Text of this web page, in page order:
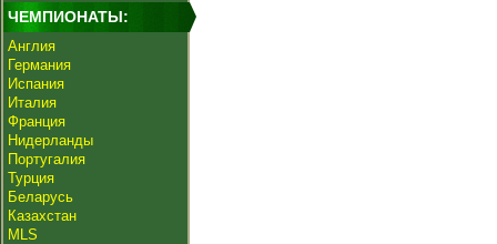
ЧЕМПИОНАТЫ:
Англия
Германия
Испания
Италия
Франция
Нидерланды
Португалия
Турция
Беларусь
Казахстан
MLS